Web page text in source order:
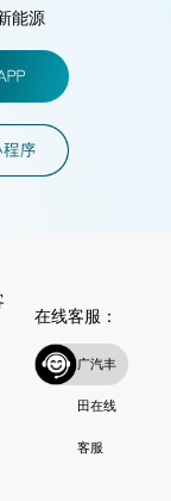
能源
在线客服：
广汽丰
田在线
客服